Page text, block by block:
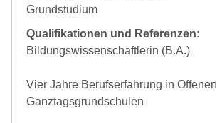
Grundstudium
Qualifikationen und Referenzen:
Bildungswissenschaftlerin (B.A.)
Vier Jahre Berufserfahrung in Offenen
Ganztagsgrundschulen